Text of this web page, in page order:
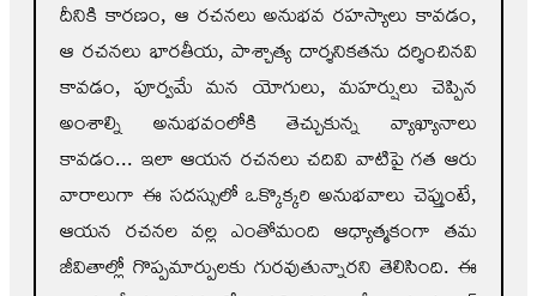
దీనికి కారణం, ఆ రచనలు అనుభవ రహస్యాలు కావడం,
ఆ రచనలు భారతీయ, పాశ్చాత్య దార్శనికతను దర్శించినవి
కావడం, పూర్వమే మన యోగులు, మహర్షులు చెప్పిన
అంశాల్ని అనుభవంలోకి తెచ్చుకున్న వ్యాఖ్యానాలు
కావడం... ఇలా ఆయన రచనలు చదివి వాటిపై గత ఆరు
వారాలుగా ఈ సదస్సులో ఒక్కొక్కరి అనుభవాలు చెప్తుంటే,
ఆయన రచనల వల్ల ఎంతోమంది ఆధ్యాత్మకంగా తమ
జీవితాల్లో గొప్పమార్పులకు గురవుతున్నారని తెలిసింది. ఈ